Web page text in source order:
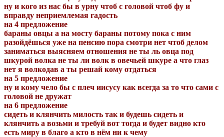
ну и кого из нас бы в урну чтоб с головой чтоб фу и
вправду неприемлемая гадость
на 4 предложение
бараны овцы а на мосту бараны потому пока с ним
разойдёшься уже на пенсию пора смотри нет чтоб делом
заниматься выясняем отношения не ты ль овца под
шкурой волка не ты ли волк в овечьей шкуре а что глаз
нет я волкодав а ты решай кому отдаться
на 5 предложение
ну и кому чело бы с плеч иисусу как всегда за то что сами с
головой не дружат
на 6 предложение
сидеть и клянчить милость так и будешь сидеть и
клянчить а возьми и требуй вот тогда и будет видно кто
есть миру в благо а кто в нём ни к чему